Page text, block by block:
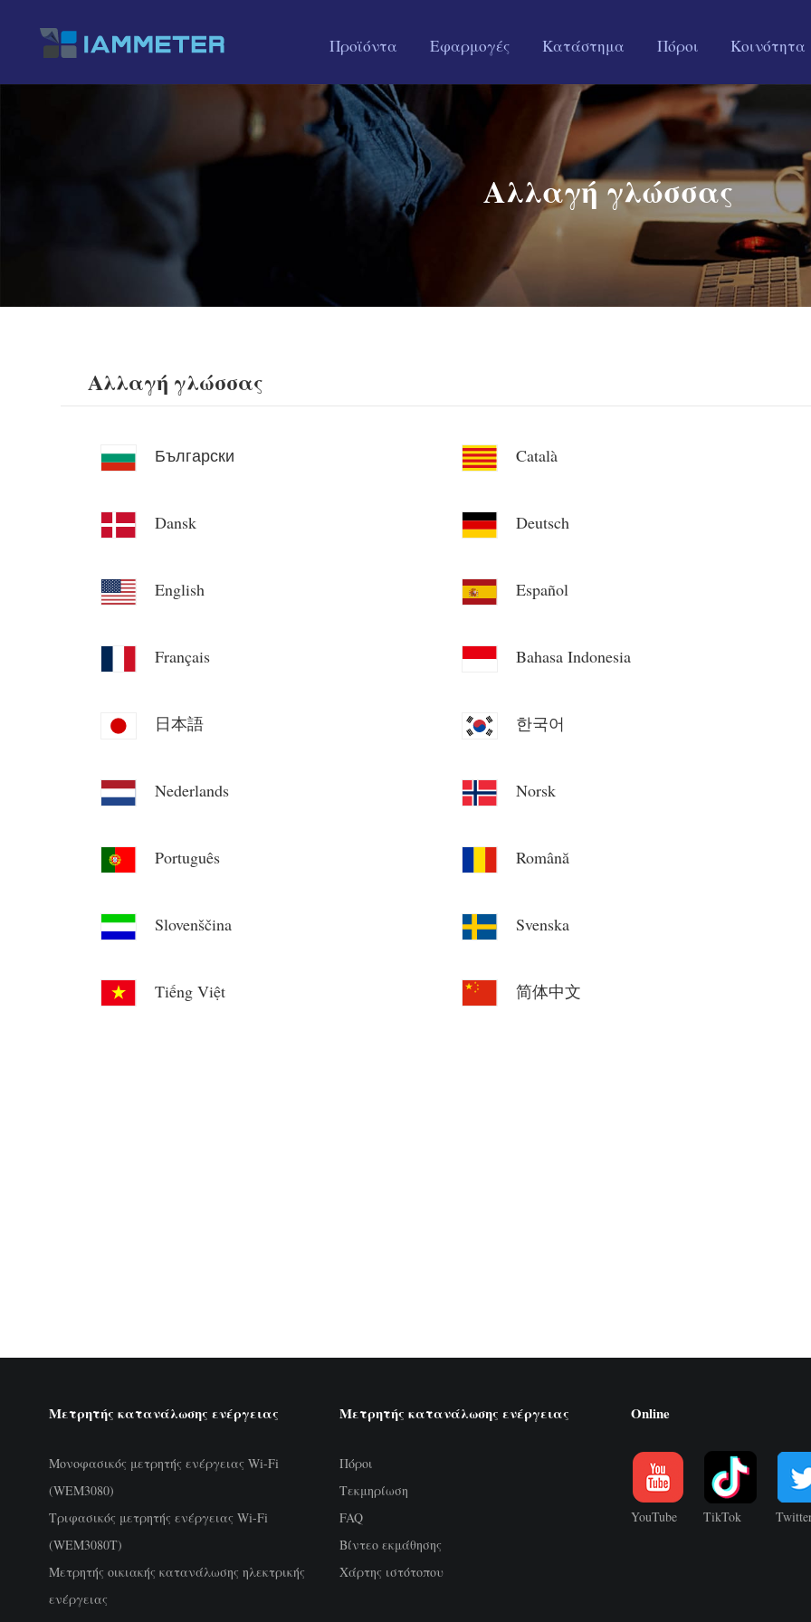
Προϊόντα Εφαρμογές Κατάστημα Πόροι Κοινότητα
Αλλαγή γλώσσας
Αλλαγή γλώσσας
Български Català
Dansk Deutsch
English Español
Français Bahasa Indonesia
日本語 한국어
Nederlands Norsk
Português Română
Slovenščina Svenska
Tiếng Việt 简体中文
Μετρητής κατανάλωσης ενέργειας
Μονοφασικός μετρητής ενέργειας Wi-Fi
(WEM3080)
Τριφασικός μετρητής ενέργειας Wi-Fi
(WEM3080T)
Μετρητής οικιακής κατανάλωσης ηλεκτρικής
ενέργειας
Μετρητής κατανάλωσης ενέργειας
Πόροι
Τεκμηρίωση
FAQ
Βίντεο εκμάθησης
Χάρτης ιστότοπου
Online
YouTube TikTok